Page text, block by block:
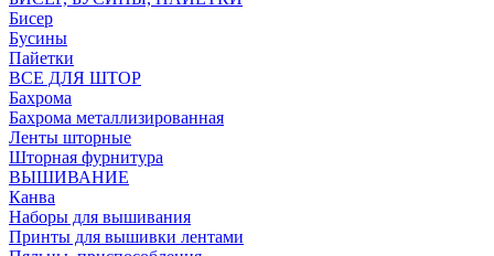
Бисер
Бусины
Пайетки
ВСЕ ДЛЯ ШТОР
Бахрома
Бахрома металлизированная
Ленты шторные
Шторная фурнитура
ВЫШИВАНИЕ
Канва
Наборы для вышивания
Принты для вышивки лентами